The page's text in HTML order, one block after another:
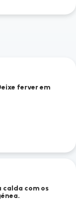
ferver em
com os